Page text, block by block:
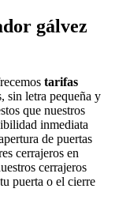
gálvez
tarifas
sin letra pequeña y
que nuestros
inmediata
de puertas
cerrajeros en
cerrajeros
puerta o el cierre